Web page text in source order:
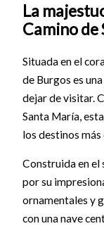
La
Camino de
Situada en el
de Burgos es
dejar de visitar.
Santa María,
los destinos
Construida en el
por su
ornamentales y
con una nave